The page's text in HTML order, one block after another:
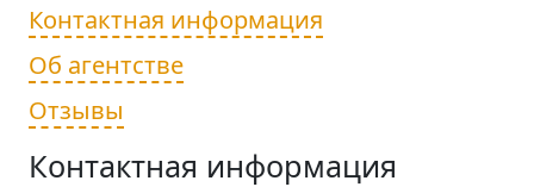
Контактная информация
Об агентстве
Отзывы
Контактная информация